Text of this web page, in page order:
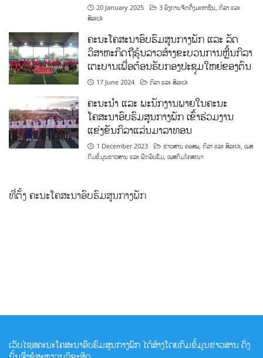
20 January 2025 3 ອົງການຈັດຕັ້ງມະຫາຊົນ ,ກິລາ ແລະ
ສິລະປະ
ຄະນະໂຄສະນາອົບຮົມສູນກາງພັກ ແລະ ລັດ
ວິສາຫະກິດຖືຮຸ້ນລາວສ້າງຂະບວນການຫຼີ້ນກິລາ
ເຕະບານເພື່ອຕ້ອນຮັບກອງປະຊຸມໃຫຍ່ຂອງຕົນ
17 June 2024 ກິລາ ແລະ ສິລະປະ
ຄະນະນຳ ແລະ ພະນັກງານພາຍໃນຄະນະ
ໂຄສະນາອົບຮົມສູນກາງພັກ ເຂົ້າຮ່ວມງານ
ແຂ່ງຂັນກິລາແລ່ນມາລາທອນ
1 December 2023 ຂ່າວສານ ຄອສພ ,ກິລາ ແລະ ສິລະປະ ,ເພສ
ກົມຂໍ້ມູນຂ່າວສານ ແລະ ຝຶກອົບຮົມ ,ເພສກົມໂຄສະນາ
ທີ່ຕັ້ງ ຄະນະໂຄສະນາອົບຮົມສູນກາງພັກ
ເວັບໄຊສຄະນະໂຄສະນາອົບຮົມສູນກາງພັກ ໄດ້ສ້າງໂດຍກົມຂໍ້ມູນຂ່າວສານ ດັ່ງ